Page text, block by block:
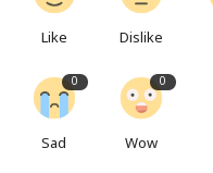
Like Dislike
0
Sad
0
Wow